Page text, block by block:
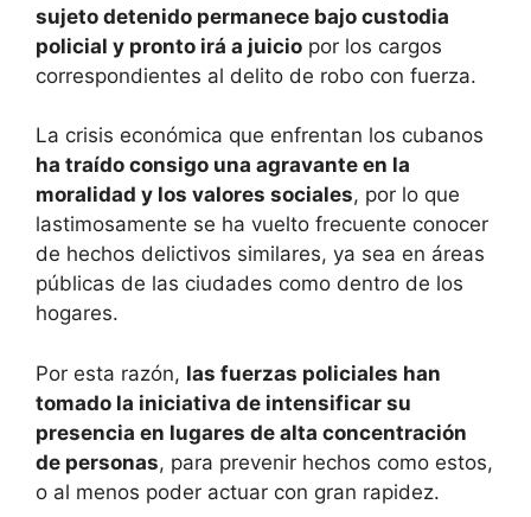
sujeto detenido permanece bajo custodia
policial y pronto irá a juicio por los cargos
correspondientes al delito de robo con fuerza.
La crisis económica que enfrentan los cubanos
ha traído consigo una agravante en la
moralidad y los valores sociales, por lo que
lastimosamente se ha vuelto frecuente conocer
de hechos delictivos similares, ya sea en áreas
públicas de las ciudades como dentro de los
hogares.
Por esta razón, las fuerzas policiales han
tomado la iniciativa de intensificar su
presencia en lugares de alta concentración
de personas, para prevenir hechos como estos,
o al menos poder actuar con gran rapidez.